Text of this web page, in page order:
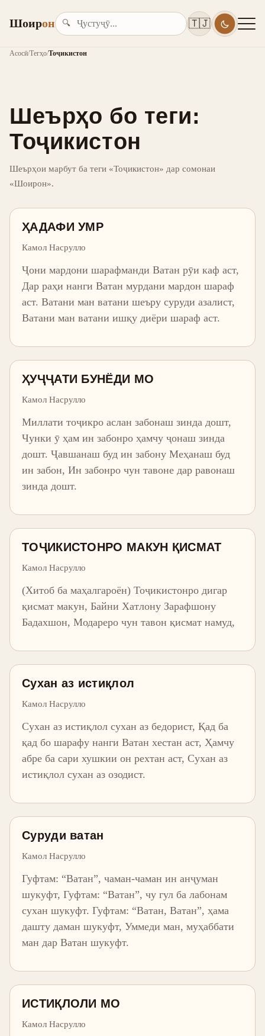
Шоирон 🔍 🇹🇯
Асосӣ/Тегҳо/Тоҷикистон
Шеърҳо бо теги:
Тоҷикистон
Шеърҳои марбут ба теги «Тоҷикистон» дар сомонаи
«Шоирон».
ҲАДАФИ УМР
Камол Насрулло
Ҷони мардони шарафманди Ватан рӯи каф аст,
Дар раҳи нанги Ватан мурдани мардон шараф
аст. Ватани ман ватани шеъру суруди азалист,
Ватани ман ватани ишқу диёри шараф аст.
ҲУҶҶАТИ БУНЁДИ МО
Камол Насрулло
Миллати тоҷикро аслан забонаш зинда дошт,
Чунки ӯ ҳам ин забонро ҳамчу ҷонаш зинда
дошт. Ҷавшанаш буд ин забону Меҳанаш буд
ин забон, Ин забонро чун тавоне дар равонаш
зинда дошт.
ТОҶИКИСТОНРО МАКУН ҚИСМАТ
Камол Насрулло
(Хитоб ба маҳалгароён) Тоҷикистонро дигар
қисмат макун, Байни Хатлону Зарафшону
Бадахшон, Модареро чун тавон қисмат намуд,
Сухан аз истиқлол
Камол Насрулло
Сухан аз истиқлол сухан аз бедорист, Қад ба
қад бо шарафу нанги Ватан хестан аст, Ҳамчу
абре ба сари хушкии он рехтан аст, Сухан аз
истиқлол сухан аз озодист.
Суруди ватан
Камол Насрулло
Гуфтам: “Ватан”, чаман-чаман ин анҷуман
шукуфт, Гуфтам: “Ватан”, чу гул ба лабонам
сухан шукуфт. Гуфтам: “Ватан, Ватан”, ҳама
дашту даман шукуфт, Уммеди ман, муҳаббати
ман дар Ватан шукуфт.
ИСТИҚЛОЛИ МО
Камол Насрулло